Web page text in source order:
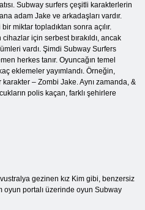
Subway surfers çeşitli karakterlerin
adam Jake ve arkadaşları vardır.
miktar topladıktan sonra açılır.
için serbest bırakıldı, ancak
vardı. Şimdi Subway Surfers
herkes tanır. Oyuncağın temel
eklemeler yayımlandı. Örneğin,
– Zombi Jake. Aynı zamanda, &
polis kaçan, farklı şehirlere
gezinen kız Kim gibi, benzersiz
oyun portalı üzerinde oyun Subway